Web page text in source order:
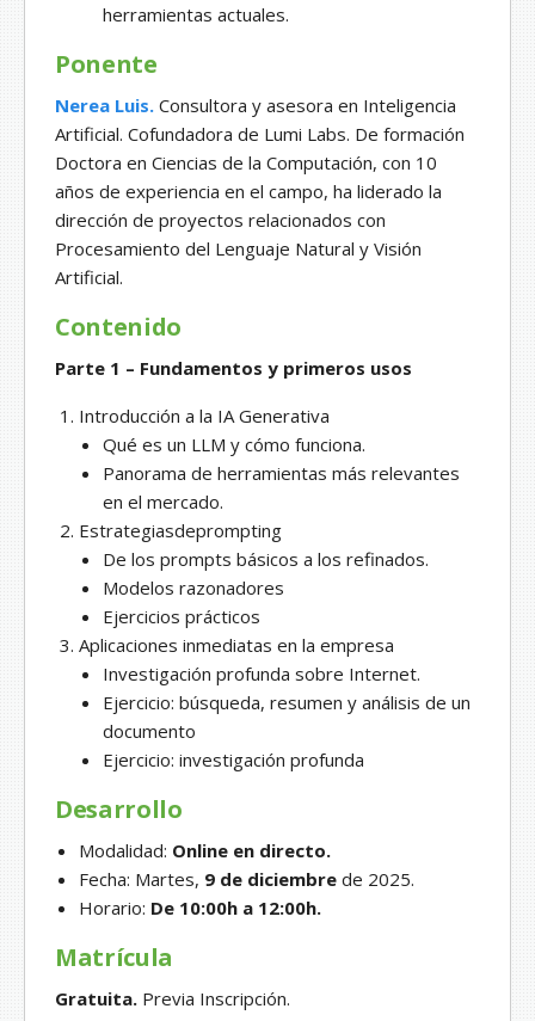
herramientas actuales.
Ponente
Nerea Luis. Consultora y asesora en Inteligencia
Artificial. Cofundadora de Lumi Labs. De formación
Doctora en Ciencias de la Computación, con 10
años de experiencia en el campo, ha liderado la
dirección de proyectos relacionados con
Procesamiento del Lenguaje Natural y Visión
Artificial.
Contenido
Parte 1 – Fundamentos y primeros usos
Introducción a la IA Generativa
Qué es un LLM y cómo funciona.
Panorama de herramientas más relevantes
en el mercado.
Estrategiasdeprompting
De los prompts básicos a los refinados.
Modelos razonadores
Ejercicios prácticos
Aplicaciones inmediatas en la empresa
Investigación profunda sobre Internet.
Ejercicio: búsqueda, resumen y análisis de un
documento
Ejercicio: investigación profunda
Desarrollo
Modalidad: Online en directo.
Fecha: Martes, 9 de diciembre de 2025.
Horario: De 10:00h a 12:00h.
Matrícula
Gratuita. Previa Inscripción.